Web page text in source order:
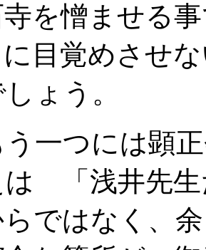
寺を憎ませる
目覚めさせな
ょう。
一つには顕
は 「浅井先生
ではなく、余